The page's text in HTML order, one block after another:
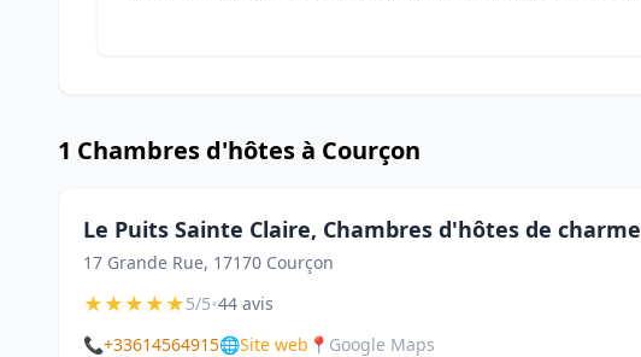
1 Chambres d'hôtes à Courçon
Le Puits Sainte Claire, Chambres d'hôtes de charme
17 Grande Rue, 17170 Courçon
★★★★★5/5•44 avis
📞+33614564915🌐Site web 📍 Google Maps